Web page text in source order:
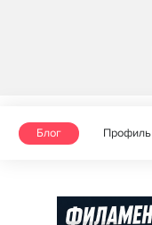
Блог Профиль